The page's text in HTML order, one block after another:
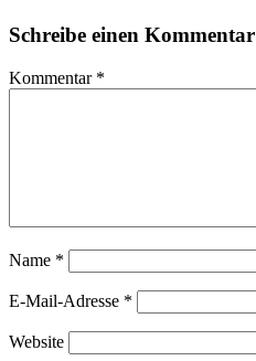
Schreibe einen Kommentar
Kommentar *
Name *
E-Mail-Adresse *
Website